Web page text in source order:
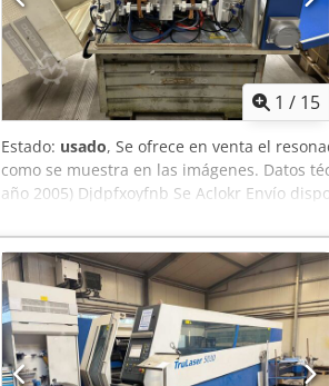
1 / 15
Estado: usado, Se ofrece en venta el
como se muestra en las imágenes. Datos
año 2005) Djdpfxoyfnb Se Aclokr Envío
con IVA desglosado. Visita/recogida
42855 Remscheid, carga libre. Sujeto a